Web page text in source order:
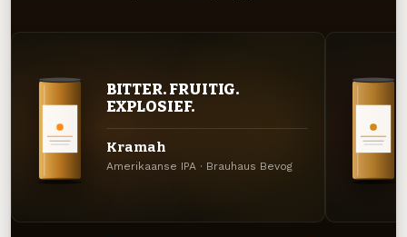
BITTER. FRUITIG.
EXPLOSIEF.
Kramah
Amerikaanse IPA · Brauhaus Bevog